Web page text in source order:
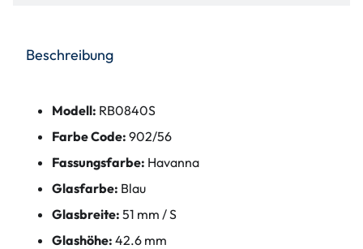
Beschreibung
Modell: RB0840S
Farbe Code: 902/56
Fassungsfarbe: Havanna
Glasfarbe: Blau
Glasbreite: 51 mm / S
Glashöhe: 42.6 mm